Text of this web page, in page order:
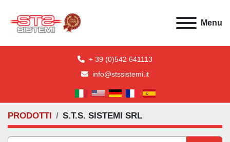
Menu
+ 39 (0)542 641113
info@stssistemi.it
PRODOTTI S.T.S. SISTEMI SRL